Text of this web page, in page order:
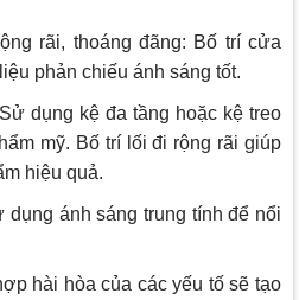
rãi, thoáng đãng: Bố trí cửa
phản chiếu ánh sáng tốt.
dụng kệ đa tầng hoặc kệ treo
mỹ. Bố trí lối đi rộng rãi giúp
hiệu quả.
ánh sáng trung tính để nổi
hài hòa của các yếu tố sẽ tạo